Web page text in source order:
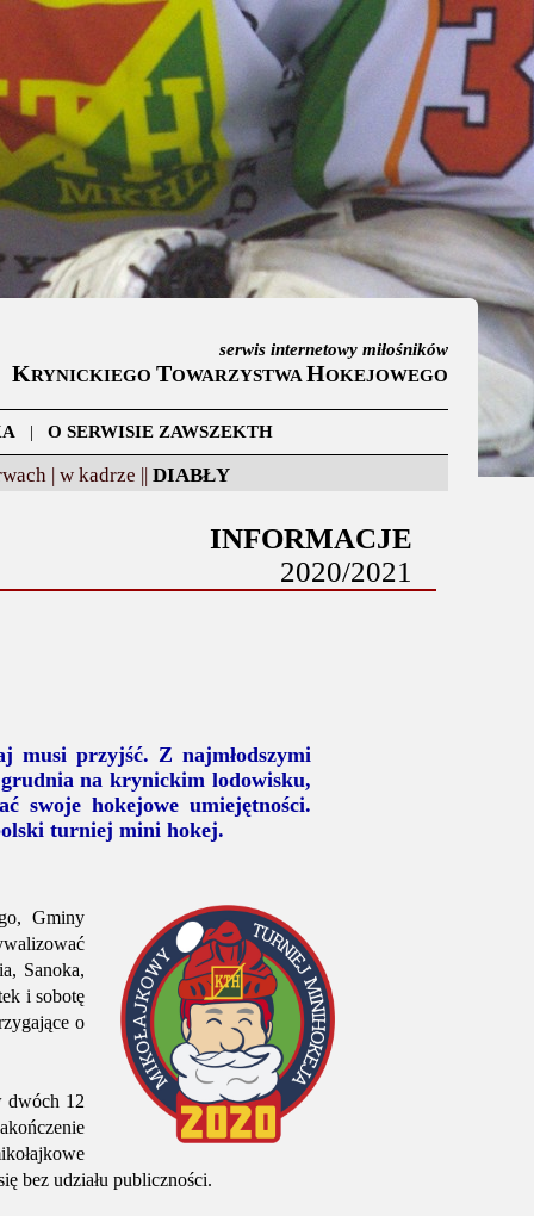
serwis internetowy miłośników
KRYNICKIEGO TOWARZYSTWA HOKEJOWEGO
| O SERWISIE ZAWSZEKTH
| w kadrze || DIABŁY
INFORMACJE
2020/2021
musi przyjść. Z najmłodszymi
na krynickim lodowisku,
swoje hokejowe umiejętności.
turniej mini hokej.
Gminy
Sanoka,
i sobotę
o
dwóch 12
bez udziału publiczności.